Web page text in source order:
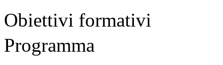
Obiettivi formativi
Programma